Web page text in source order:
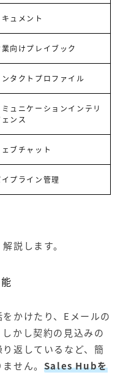
キュメント
業向けプレイブック
ンタクトプロファイル
ミュニケーションインテリ
ンス
ェブチャット
イプライン管理
説します。
かけたり、Eメールの
かし契約の見込みの
返しているなど、簡
せん。 Sales Hubを